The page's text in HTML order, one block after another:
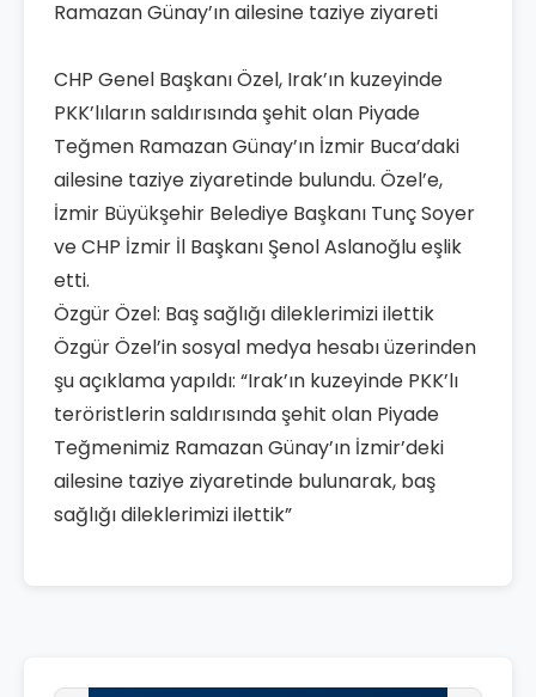
CHP Genel Başkanı Özel, Irak’ın kuzeyinde
PKK’lıların saldırısında şehit olan Piyade
Teğmen Ramazan Günay’ın İzmir Buca’daki
ailesine taziye ziyaretinde bulundu. Özel’e,
İzmir Büyükşehir Belediye Başkanı Tunç Soyer
ve CHP İzmir İl Başkanı Şenol Aslanoğlu eşlik
etti.
Özgür Özel: Baş sağlığı dileklerimizi ilettik
Özgür Özel’in sosyal medya hesabı üzerinden
şu açıklama yapıldı: “Irak’ın kuzeyinde PKK’lı
teröristlerin saldırısında şehit olan Piyade
Teğmenimiz Ramazan Günay’ın İzmir’deki
ailesine taziye ziyaretinde bulunarak, baş
sağlığı dileklerimizi ilettik”